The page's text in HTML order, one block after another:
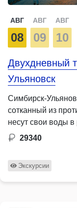
АВГ
08
АВГ
09
АВГ
10
Двухдневный
Ульяновск
Симбирск-
сотканный из
несут свои воды
29340
Экскурсии